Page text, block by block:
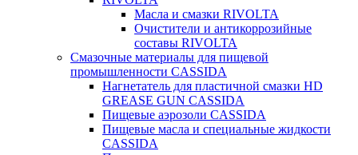
Масла и смазки RIVOLTA
Очистители и антикоррозийные
составы RIVOLTA
Смазочные материалы для пищевой
промышленности CASSIDA
Нагнетатель для пластичной смазки HD
GREASE GUN CASSIDA
Пищевые аэрозоли CASSIDA
Пищевые масла и специальные жидкости
CASSIDA